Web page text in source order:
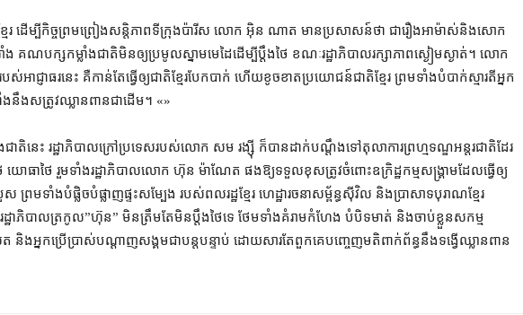
ខ្មែរ ដើម្បី​កិច្ចព្រមព្រៀង​សន្តិភាព​ទីក្រុង​ប៉ារីស លោក អ៊ិន ណាត មាន​ប្រសាសន៍​ថា ជា​រឿង​អាម៉ាស់​និង​សោក
រាំង គណបក្ស​កម្លាំង​ជាតិ​មិន​ឲ្យ​ប្រមូល​ស្នាម​មេដៃ​ដើម្បី​ប្តឹង​ថៃ ខណៈ​រដ្ឋាភិបាល​រក្សា​ភាព​ស្ងៀមស្ងាត់។ លោក​
របស់​អាជ្ញាធរ​នេះ គឺ​កាន់តែ​ធ្វើ​ឲ្យ​ជាតិខ្មែរ​បែកបាក់ ហើយ​ខូចខាត​ប្រយោជន៍​ជាតិខ្មែរ ព្រមទាំង​បំបាក់​ស្មារតី​អ្នក​
នឹង​សត្រូវ​ឈ្លានពាន​ជាដើម។ «»
ាតិ​នេះ រដ្ឋាភិបាល​ក្រៅប្រទេស​របស់​លោក សម រង្ស៊ី ក៏បាន​ដាក់​បណ្តឹង​ទៅ​តុលាការ​ព្រហ្មទណ្ឌ​អន្តរជាតិ​ដែរ
ៃ យោធា​ថៃ រួម​ទាំង​រដ្ឋាភិបាល​លោក ហ៊ុន ម៉ាណែត ផង​ឱ្យ​ទទួល​ខុសត្រូវ​ចំពោះ​ឧក្រិដ្ឋកម្ម​សង្គ្រាម​ដែល​ធ្វើ​ឲ្យ​
រមទាំង​បំផ្លិចបំផ្លាញ​ផ្ទះសម្បែង របស់​ពលរដ្ឋ​ខ្មែរ ហេដ្ឋារចនាសម្ព័ន្ធ​ស៊ីវិល និង​ប្រាសាទបុរាណ​ខ្មែរ​
ឋាភិបាល​ត្រកូល​”​ហ៊ុន​” មិន​ត្រឹមតែ​មិន​ប្តឹង​ថៃ​ទេ ថែមទាំង​គំរាមកំហែង បំបិទមាត់ និង​ចាប់ខ្លួន​សកម្ម​
និង​អ្នកប្រើប្រាស់​បណ្ដាញ​សង្គម​ជា​បន្តបន្ទាប់ ដោយសារតែ​ពួកគេ​បញ្ចេញមតិ​ពាក់ព័ន្ធ​នឹង​ទង្វើ​ឈ្លានពាន​